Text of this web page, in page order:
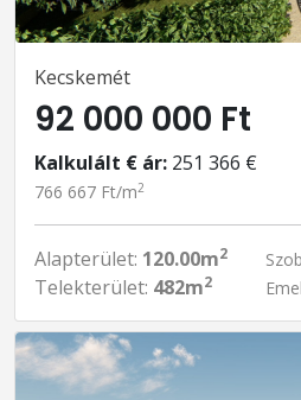
Kecskemét
92 000 000 Ft
Kalkulált € ár: 251 366 €
766 667 Ft/m2
Alapterület: 120.00m2
Telekterület: 482m2